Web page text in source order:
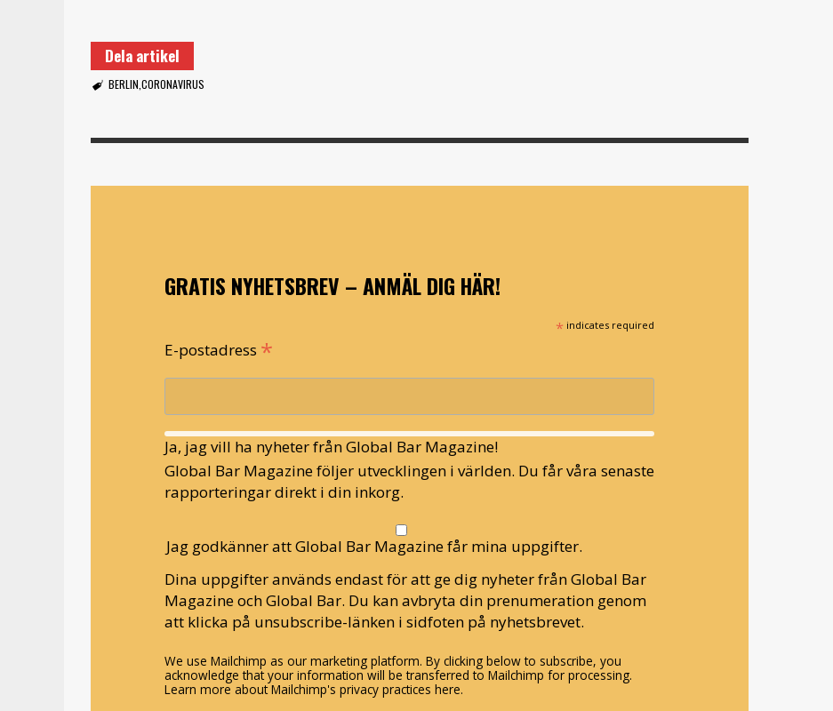
Dela artikel
BERLIN CORONAVIRUS
GRATIS NYHETSBREV – ANMÄL DIG HÄR!
* indicates required
E-postadress *
Ja, jag vill ha nyheter från Global Bar Magazine!
Global Bar Magazine följer utvecklingen i världen. Du får våra senaste
rapporteringar direkt i din inkorg.
Jag godkänner att Global Bar Magazine får mina uppgifter.
Dina uppgifter används endast för att ge dig nyheter från Global Bar
Magazine och Global Bar. Du kan avbryta din prenumeration genom
att klicka på unsubscribe-länken i sidfoten på nyhetsbrevet.
We use Mailchimp as our marketing platform. By clicking below to subscribe, you
acknowledge that your information will be transferred to Mailchimp for processing.
Learn more about Mailchimp's privacy practices here.